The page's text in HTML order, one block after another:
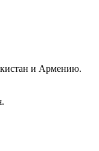
и Армению.